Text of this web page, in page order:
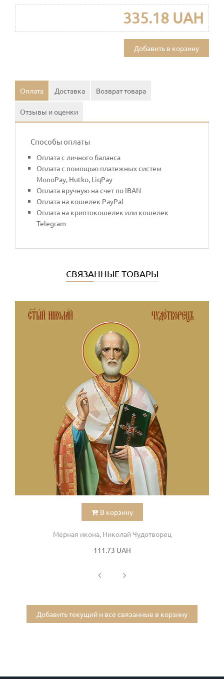
335.18 UAH
Добавить в корзину
Оплата Доставка Возврат товара
Отзывы и оценки
Способы оплаты
Оплата с личного баланса
Оплата с помощью платежных систем
MonoPay, Hutko, LiqPay
Оплата вручную на счет по IBAN
Оплата на кошелек PayPal
Оплата на криптокошелек или кошелек
Telegram
СВЯЗАННЫЕ ТОВАРЫ
В корзину
Мерная икона, Николай Чудотворец
111.73 UAH
Добавить текущий и все связанные в корзину